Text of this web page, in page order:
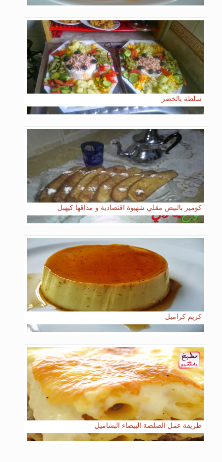
سلطة بالخضر
كومير بالبيض مقلي شهيوة اقتصادية و مذاقها كيهبل
كريم كراميل
طريقة عمل الصلصة البيضاء البشاميل